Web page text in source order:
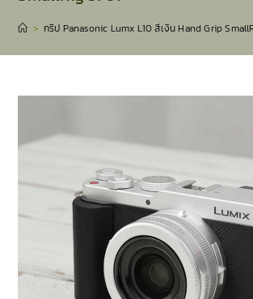
> กริป Panasonic Lumx L10 สีเงิน Hand Grip